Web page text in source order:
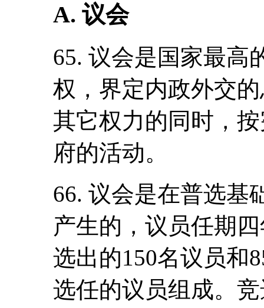
A. 议会
65. 议会是国家最高
权，界定内政外交
其它权力的同时，
府的活动。
66. 议会是在普选基
产生的，议员任期
选出的150名议员和
选任的议员组成。